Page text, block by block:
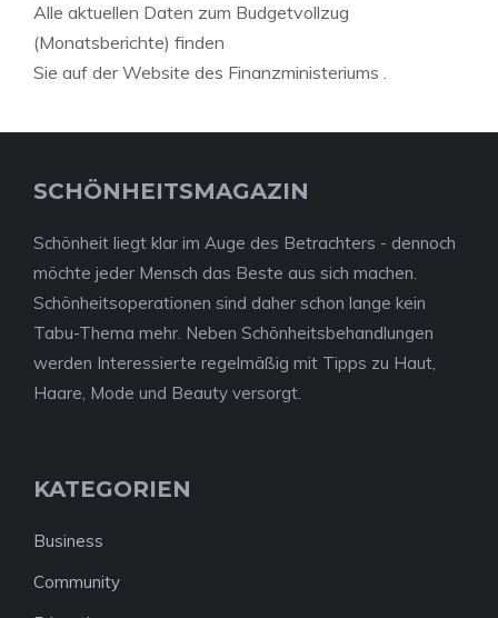
Alle aktuellen Daten zum Budgetvollzug
(Monatsberichte) finden
Sie auf der Website des Finanzministeriums .
SCHÖNHEITSMAGAZIN
Schönheit liegt klar im Auge des Betrachters - dennoch
möchte jeder Mensch das Beste aus sich machen.
Schönheitsoperationen sind daher schon lange kein
Tabu-Thema mehr. Neben Schönheitsbehandlungen
werden Interessierte regelmäßig mit Tipps zu Haut,
Haare, Mode und Beauty versorgt.
KATEGORIEN
Business
Community